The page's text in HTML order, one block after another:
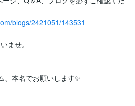
blogs/2421051/143531
ませ。
、本名でお願いします✨